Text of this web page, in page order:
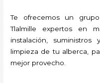
Te ofrecemos un
Tlalmille expertos en
instalación,
limpieza de tu alberca,
mejor provecho.